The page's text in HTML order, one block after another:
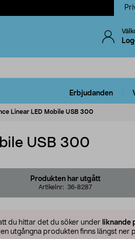
Erbjudanden
Linear LED Mobile USB 300
USB 300
Produkten har utgått
Artikelnr: 36-8287
du hittar det du söker under liknande
utgångna produkten finns längst ner